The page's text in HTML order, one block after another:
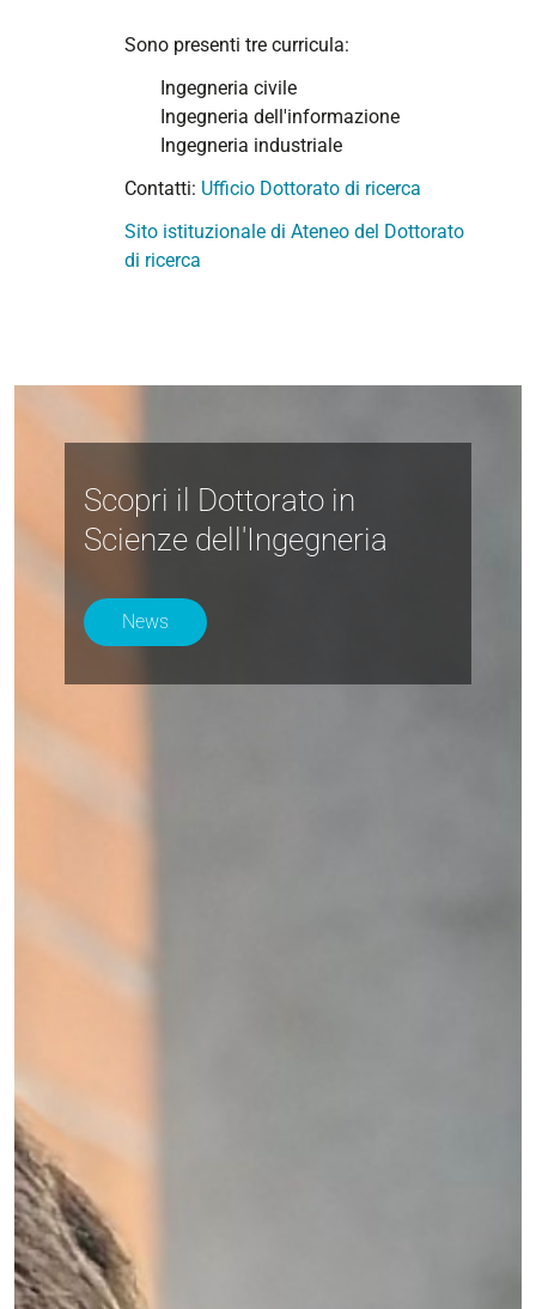
Sono presenti tre curricula:
Ingegneria civile
Ingegneria dell'informazione
Ingegneria industriale
Contatti: Ufficio Dottorato di ricerca
Sito istituzionale di Ateneo del Dottorato
di ricerca
Scopri il Dottorato in
Scienze dell'Ingegneria
News